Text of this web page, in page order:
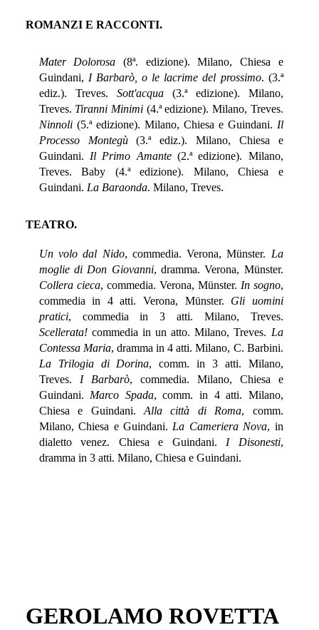
ROMANZI E RACCONTI.
Mater Dolorosa (8ª. edizione). Milano, Chiesa e
Guindani, I Barbarò, o le lacrime del prossimo. (3.ª
ediz.). Treves. Sott'acqua(3.ª edizione). Milano,
Treves. Tiranni Minimi (4.ª edizione). Milano, Treves.
Ninnoli(5.ª edizione). Milano, Chiesa e Guindani. Il
Processo Montegù(3.ª ediz.). Milano, Chiesa e
Guindani. Il Primo Amante(2.ª edizione). Milano,
Treves. Baby (4.ª edizione). Milano, Chiesa e
Guindani. La Baraonda. Milano, Treves.
TEATRO.
Un volo dal Nido, commedia. Verona, Münster. La
moglie di Don Giovanni, dramma. Verona, Münster.
Collera cieca, commedia. Verona, Münster. In sogno,
commedia in 4 atti. Verona, Münster. Gli uomini
pratici, commedia in 3 atti. Milano, Treves.
Scellerata!commedia in un atto. Milano, Treves. La
Contessa Maria, dramma in 4 atti. Milano, C. Barbini.
La Trilogia di Dorina, comm. in 3 atti. Milano,
Treves. I Barbarò, commedia. Milano, Chiesa e
Guindani. Marco Spada, comm. in 4 atti. Milano,
Chiesa e Guindani.Alla città di Roma, comm.
Milano, Chiesa e Guindani. La Cameriera Nova, in
dialetto venez. Chiesa e Guindani. I Disonesti,
dramma in 3 atti. Milano, Chiesa e Guindani.
GEROLAMO ROVETTA